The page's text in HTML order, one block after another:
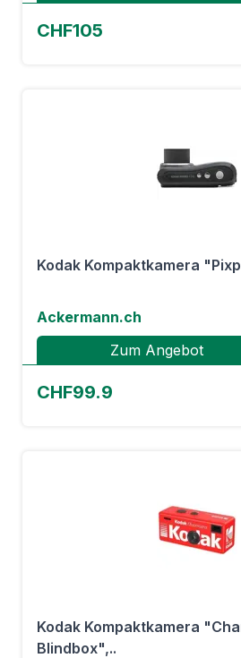
CHF105
Kodak Kompaktkamera
Ackermann.ch
Zum Angebot
CHF99.9
Kodak Kompaktkamera
Blindbox",..